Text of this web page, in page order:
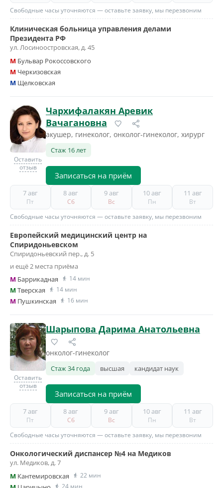
Свободные часы уточняются — оставьте заявку, мы перезвоним
Клиническая больница управления делами
Президента РФ
ул. Лосиноостровская, д. 45
M Бульвар Рокоссовского
M Черкизовская
M Щелковская
Оставить
отзыв
Чархифалакян Аревик
Вачагановна
акушер, гинеколог, онколог-гинеколог, хирург
Стаж 16 лет
Записаться на приём
7 авг
Пт
8 авг
Сб
9 авг
Вс
10 авг
Пн
11 авг
Вт
Свободные часы уточняются — оставьте заявку, мы перезвоним
Европейский медицинский центр на
Спиридоньевском
Спиридоньевский пер., д. 5
и ещё 2 места приёма
M Баррикадная 14 мин
MТверская 14 мин
M Пушкинская 16 мин
Оставить
отзыв
Шарыпова Дарима Анатольевна
онколог-гинеколог
Стаж 34 года высшая кандидат наук
Записаться на приём
7 авг
Пт
8 авг
Сб
9 авг
Вс
10 авг
Пн
11 авг
Вт
Свободные часы уточняются — оставьте заявку, мы перезвоним
Онкологический диспансер №4 на Медиков
ул. Медиков, д. 7
M Кантемировская 22 мин
24 мин